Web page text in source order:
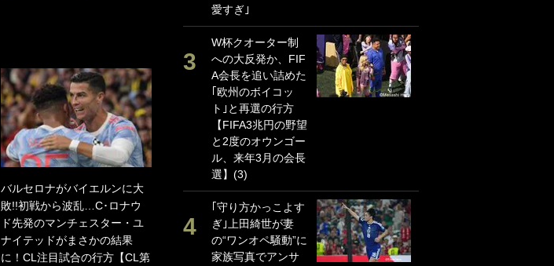
バルセロナがバイエルンに大
敗!!初戦から波乱…C･ロナウ
ド先発のマンチェスター・ユ
ナイテッドがまさかの結果
に！CL注目試合の行方【CL第
愛すぎ｣
W杯クオーター制
への大反発か、FIF
A会長を追い詰めた
｢欧州のボイコッ
ト｣と再選の行方
【FIFA3兆円の野望
と2度のオウンゴー
ル、来年3月の会長
選】(3)
｢守り方かっこよす
ぎ｣上田綺世が妻
の“ワンオペ騒動”に
家族写真でアンサ